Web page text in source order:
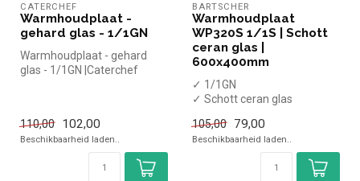
CATERCHEF
Warmhoudplaat -
gehard glas - 1/1GN
Warmhoudplaat - gehard
glas - 1/1GN |Caterchef
110,00
102,00
Beschikbaarheid laden..
BARTSCHER
Warmhoudplaat
WP320S 1/1S | Schott
ceran glas |
600x400mm
✓ 1/1GN
✓ Schott ceran glas
✓ Breedte 55 cm, diepte 38
cm, hoogt...
105,00 79,00
Beschikbaarheid laden..